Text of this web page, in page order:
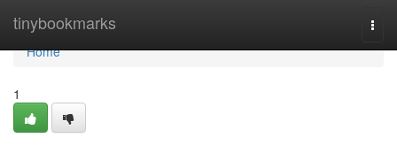
tinybookmarks
Home
Home
1